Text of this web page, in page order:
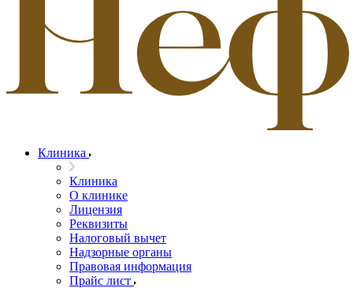
Клиника
Клиника
О клинике
Лицензия
Реквизиты
Налоговый вычет
Надзорные органы
Правовая информация
Прайс лист